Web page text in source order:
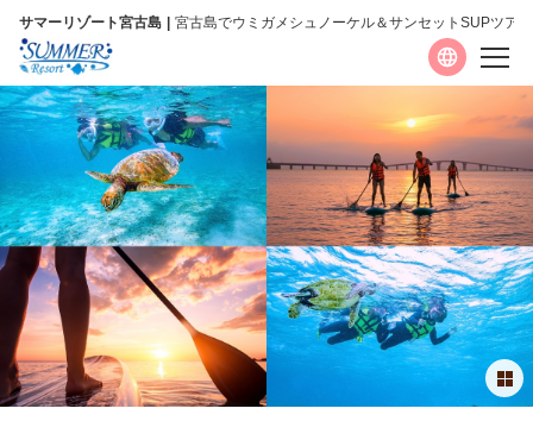
サマーリゾート宮古島 宮古島でウミガメシュノーケル＆サンセットSUPツアー
言語
English
简体中文
繁體中文
한국어